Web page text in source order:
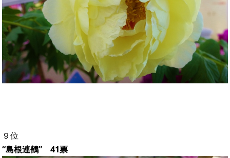
９位
“島根連鶴” 41票